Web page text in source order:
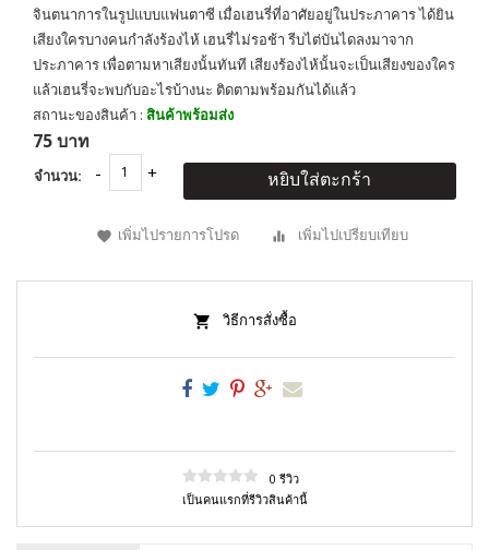
จินตนาการในรูปแบบแฟนตาซี เมื่อเฮนรี่ที่อาศัยอยู่ในประภาคาร ได้ยิน
เสียงใครบางคนกำลังร้องไห้ เฮนรี่ไม่รอช้า รีบไต่บันไดลงมาจาก
ประภาคาร เพื่อตามหาเสียงนั้นทันที เสียงร้องไห้นั้นจะเป็นเสียงของใคร
แล้วเฮนรี่จะพบกับอะไรบ้างนะ ติดตามพร้อมกันได้แล้ว
สถานะของสินค้า : สินค้าพร้อมส่ง
75 บาท
จำนวน: หยิบใส่ตะกร้า
เพิ่มไปรายการโปรด เพิ่มไปเปรียบเทียบ
วิธีการสั่งซื้อ
0 รีวิว
เป็นคนแรกที่รีวิวสินค้านี้